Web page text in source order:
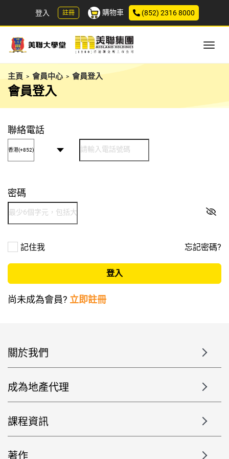
登入 註冊 購物車 (852) 2316 8000
主頁 > 會員中心 > 會員登入
會員登入
聯絡電話
密碼
記住我 忘記密碼?
尚未成為會員? 立即註冊
關於我們
成為地產代理
課程資訊
著作